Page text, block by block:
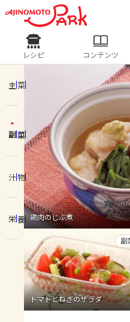
ログインすると
ログイン
ホーム
コンテンツ
レシピ
トーク
よくあるお問い
お買い物
レシピ
人気の食材・レシピ
きゅうり なす
ピーマン
みょうが
レシピ コンテンツ
主菜
副菜
汁物
栄養 鶏肉のじぶ煮
トマトとねぎのサラダ
副